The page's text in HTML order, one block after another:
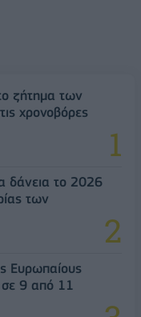
ζήτημα των
χρονοβόρες
δάνεια το 2026
των
Ευρωπαίους
σε 9 από 11